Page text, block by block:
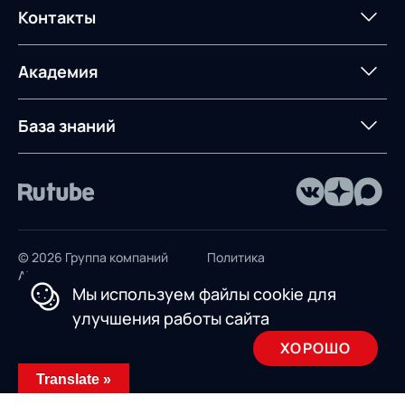
Управление
контейнерным
терминалом
Постпроектное
Проекты
Контакты
Контакты
Академия
Предложение для
База знаний
© 2026 Группа компаний
AXELOT
Политика
Пользовательское
соглашение
Мы используем файлы cookie для
улучшения работы сайта
ХОРОШО
Translate »